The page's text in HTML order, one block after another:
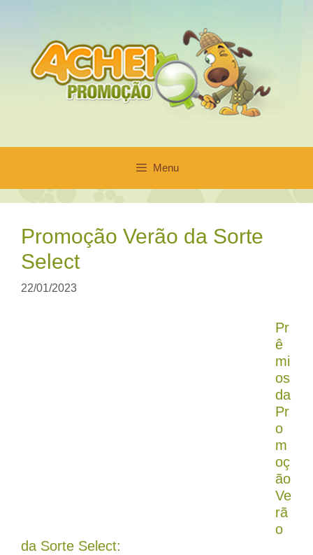
conteúdo
Menu
Promoção Verão da Sorte
Select
22/01/2023
Pr
ê
mi
os
da
Pr
o
m
oç
ão
Ve
rã
o
da Sorte Select: